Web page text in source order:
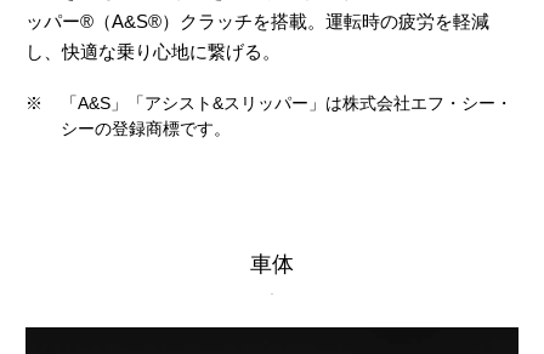
ッパー®（A&S®）クラッチを搭載。運転時の疲労を軽減
し、快適な乗り心地に繋げる。
※
「A&S」「アシスト&スリッパー」は株式会社エフ・シー・
シーの登録商標です。
車体